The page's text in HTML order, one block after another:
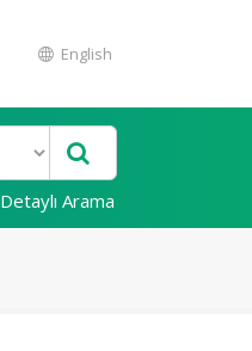
English
Detaylı Arama